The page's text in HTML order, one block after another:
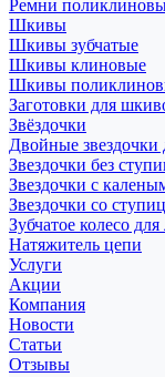
Ремни
Шкивы
Шкивы зубчатые
Шкивы клиновые
Шкивы
Заготовки для
Звёздочки
Двойные звездочки
Звездочки без
Звездочки с
Звездочки со
Зубчатое колесо
Натяжитель цепи
Услуги
Акции
Компания
Новости
Статьи
Отзывы